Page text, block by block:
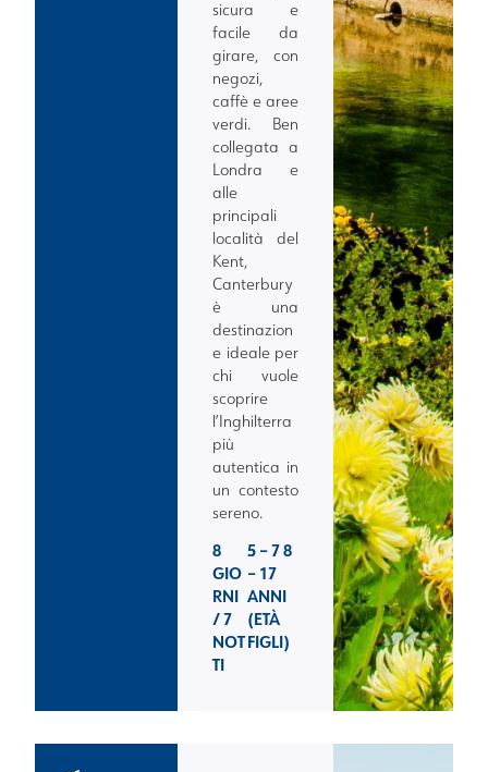
sicura e
facile da
girare, con
negozi,
caffè e aree
verdi. Ben
collegata a
Londra e
alle
principali
località del
Kent,
Canterbury
è una
destinazion
e ideale per
chi vuole
scoprire
l’Inghilterra
più
autentica in
un contesto
sereno.
8
GIO
RNI
/ 7
NOT
TI
5 – 7 8
– 17
ANNI
(ETÀ
FIGLI)